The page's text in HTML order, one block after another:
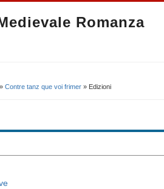
Romanza
» Contre tanz que voi frimer » Edizioni